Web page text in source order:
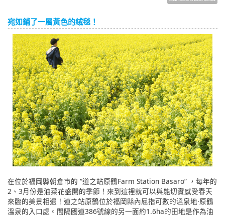
宛如鋪了一層黃色的絨毯！
在位於福岡縣朝倉市的 “道之站原鶴Farm Station Basaro” ，每年的
2、3月份是油菜花盛開的季節！來到這裡就可以與能切實感受春天
來臨的美景相遇！道之站原鶴位於福岡縣內屈指可數的溫泉地·原鶴
溫泉的入口處。間隔國道386號線的另一面約1.6ha的田地是作為油